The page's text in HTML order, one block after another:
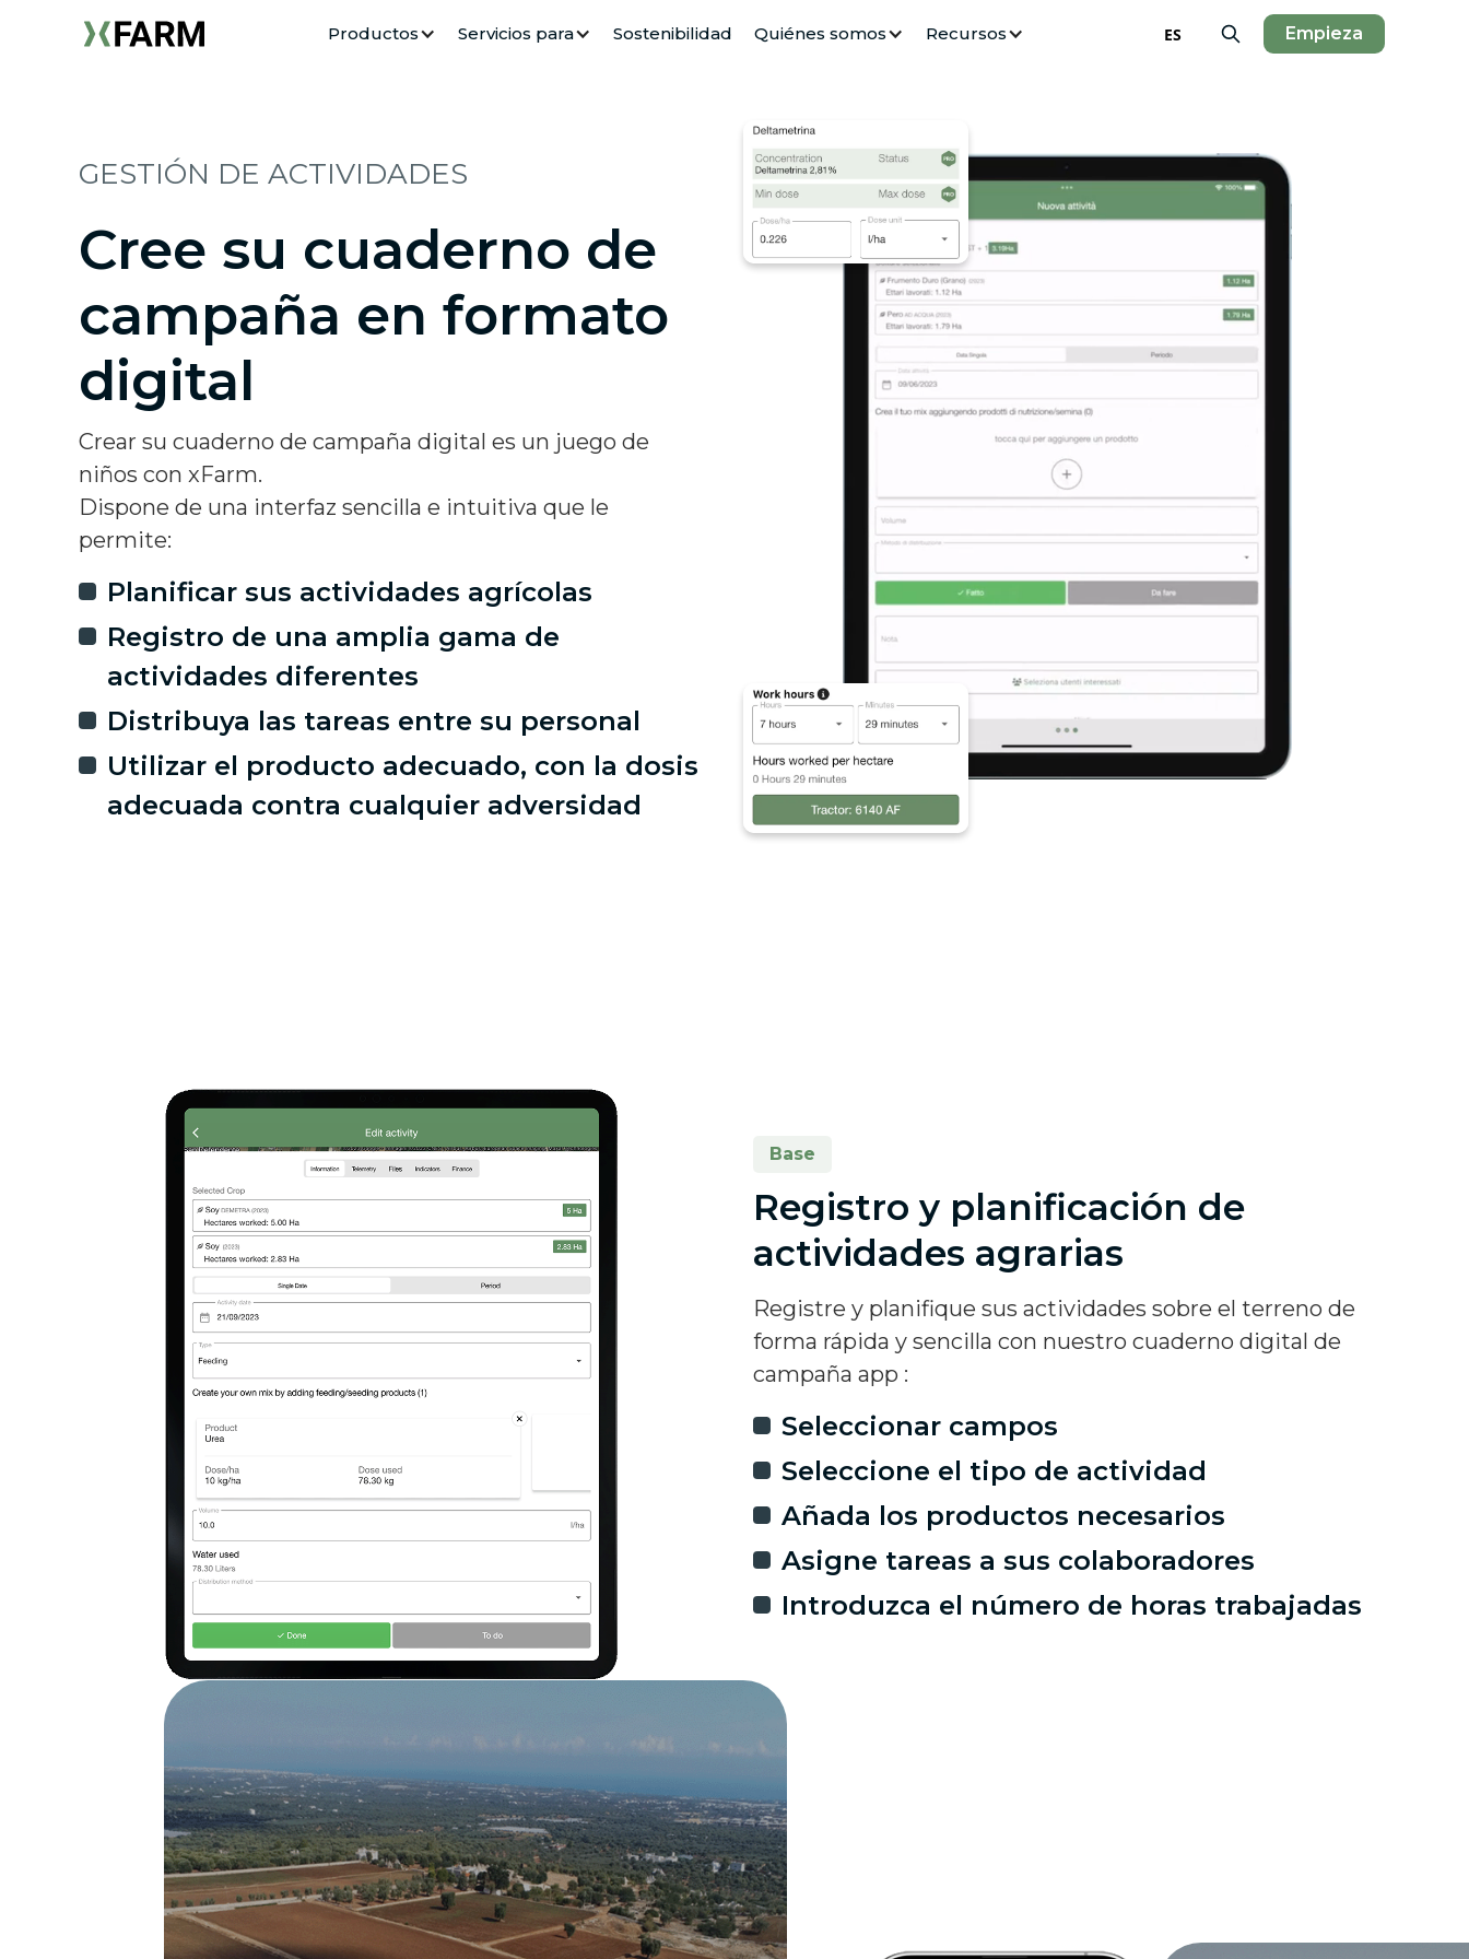
Productos Servicios para Sostenibilidad Quiénes somos Recursos ES Empieza
GESTIÓN DE ACTIVIDADES
Cree su cuaderno de
campaña en formato
digital
Crear su cuaderno de campaña digital es un juego de
niños con xFarm.
Dispone de una interfaz sencilla e intuitiva que le
permite:
Planificar sus actividades agrícolas
Registro de una amplia gama de
actividades diferentes
Distribuya las tareas entre su personal
Utilizar el producto adecuado, con la dosis
adecuada contra cualquier adversidad
Base
Registro y planificación de
actividades agrarias
Registre y planifique sus actividades sobre el terreno de
forma rápida y sencilla con nuestro cuaderno digital de
campaña app :
Seleccionar campos
Seleccione el tipo de actividad
Añada los productos necesarios
Asigne tareas a sus colaboradores
Introduzca el número de horas trabajadas